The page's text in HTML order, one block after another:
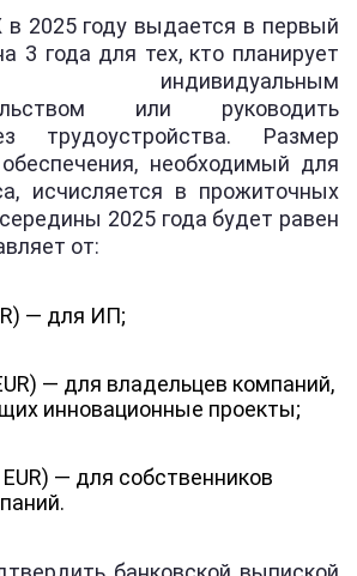
2025 году выдается в первый
3 года для тех, кто планирует
индивидуальным
или руководить
трудоустройства. Размер
необходимый для
исчисляется в прожиточных
2025 года будет равен
от:
— для ИП;
— для владельцев компаний,
инновационные проекты;
— для собственников